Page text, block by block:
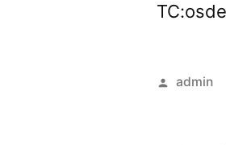
作
admin